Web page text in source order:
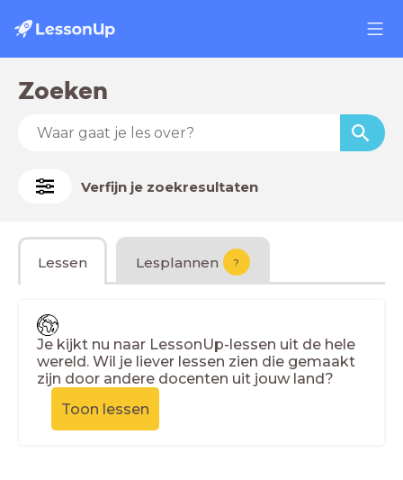
Zoeken
Verfijn je zoekresultaten
Lessen Lesplannen ?
Je kijkt nu naar LessonUp-lessen uit de hele
wereld. Wil je liever lessen zien die gemaakt
zijn door andere docenten uit jouw land?
Toon lessen